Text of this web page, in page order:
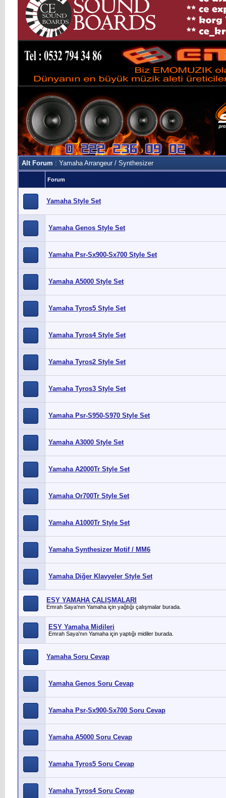
Alt Forum : Yamaha Arrangeur / Synthesizer
Forum
Yamaha Style Set
Yamaha Genos Style Set
Yamaha Psr-Sx900-Sx700 Style Set
Yamaha A5000 Style Set
Yamaha Tyros5 Style Set
Yamaha Tyros4 Style Set
Yamaha Tyros2 Style Set
Yamaha Tyros3 Style Set
Yamaha Psr-S950-S970 Style Set
Yamaha A3000 Style Set
Yamaha A2000Tr Style Set
Yamaha Or700Tr Style Set
Yamaha A1000Tr Style Set
Yamaha Synthesizer Motif / MM6
Yamaha Diğer Klavyeler Style Set
ESY YAMAHA ÇALIŞMALARI
Emrah Saya'nın Yamaha için yağtığı çalışmalar burada.
ESY Yamaha Midileri
Emrah Saya'nın Yamaha için yaptığı midiler burada.
Yamaha Soru Cevap
Yamaha Genos Soru Cevap
Yamaha Psr-Sx900-Sx700 Soru Cevap
Yamaha A5000 Soru Cevap
Yamaha Tyros5 Soru Cevap
Yamaha Tyros4 Soru Cevap